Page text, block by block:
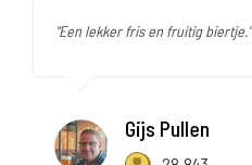
"Een lekker fris en fruitig biertje."
Gijs Pullen